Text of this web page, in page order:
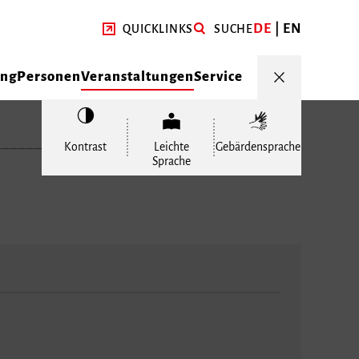
QUICKLINKS SUCHEDE EN
PersonenVeranstaltungenService
Kontrast
Leichte
Sprache
Gebärdensprache